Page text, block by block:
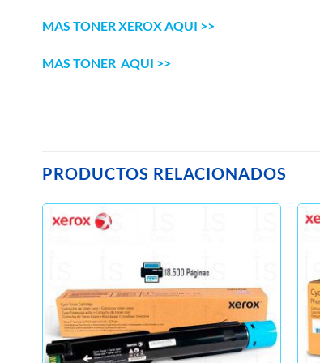
MAS TONER XEROX AQUI >>
MAS TONER AQUI >>
PRODUCTOS RELACIONADOS